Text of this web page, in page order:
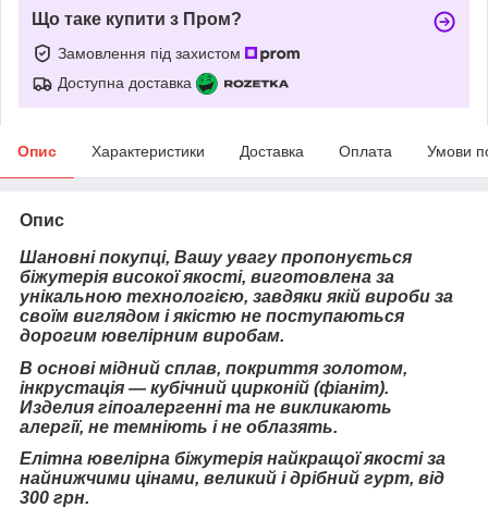
Що таке купити з Пром?
Замовлення під захистом
Доступна доставка
Опис Характеристики Доставка Оплата Умови
Опис
Шановні покупці, Вашу увагу пропонується
біжутерія високої якості, виготовлена за
унікальною технологією, завдяки якій вироби за
своїм виглядом і якістю не поступаються
дорогим ювелірним виробам.
В основі мідний сплав, покриття золотом,
інкрустація — кубічний цирконій (фіаніт).
Изделия гіпоалергенні та не викликають
алергії, не темніють і не облазять.
Елітна ювелірна біжутерія найкращої якості за
найнижчими цінами, великий і дрібний гурт, від
300 грн.